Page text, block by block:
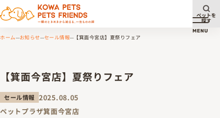
メニ
MENU
ペットを
探す
ホーム お知らせ セール情報 【箕面今宮店】夏祭りフェア
【箕面今宮店】夏祭りフェア
セール情報 2025.08.05
ペットプラザ箕面今宮店